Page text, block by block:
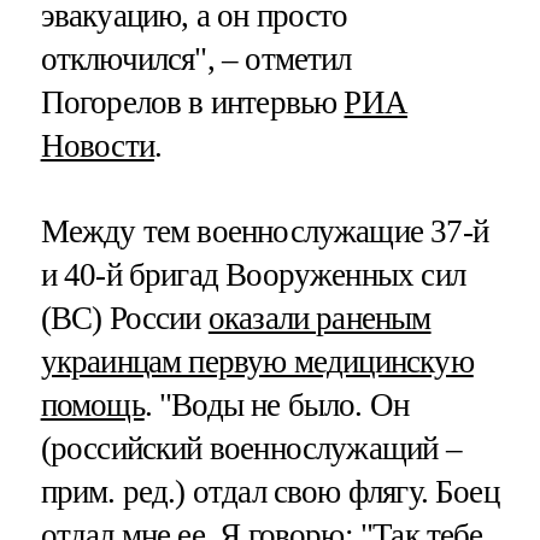
эвакуацию, а он просто
отключился", – отметил
Погорелов в интервьюРИА
Новости.
Между тем военнослужащие 37-й
и 40-й бригад Вооруженных сил
(ВС) России оказали раненым
украинцам первую медицинскую
помощь. "Воды не было. Он
(российский военнослужащий –
прим. ред.) отдал свою флягу. Боец